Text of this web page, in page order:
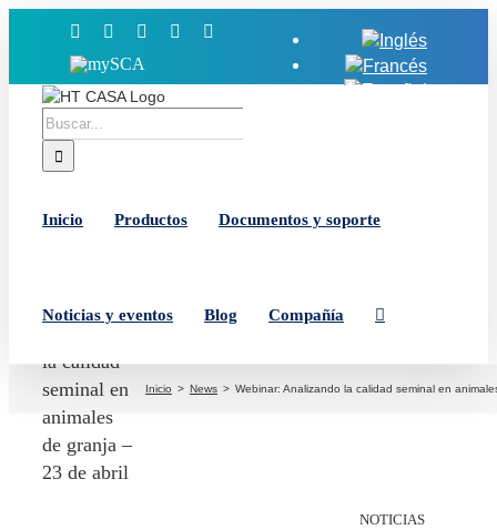
contenido
Facebook YouTubeLinkedIn
MySCA
Buscar:
Inicio Productos Documentos y soporte
Noticias y eventos Blog Compañía
Webinar:
la calidad
seminal en
animales
de granja –
23 de abril
Inicio News Webinar: Analizando la calidad seminal en
NOTICIAS